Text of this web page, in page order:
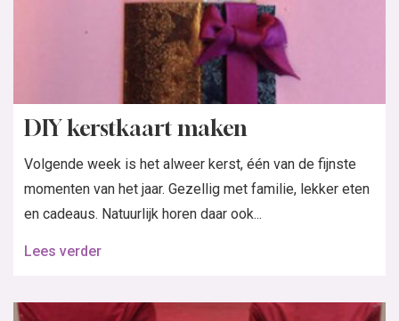
DIY kerstkaart maken
Volgende week is het alweer kerst, één van de fijnste
momenten van het jaar. Gezellig met familie, lekker eten
en cadeaus. Natuurlijk horen daar ook...
Lees verder